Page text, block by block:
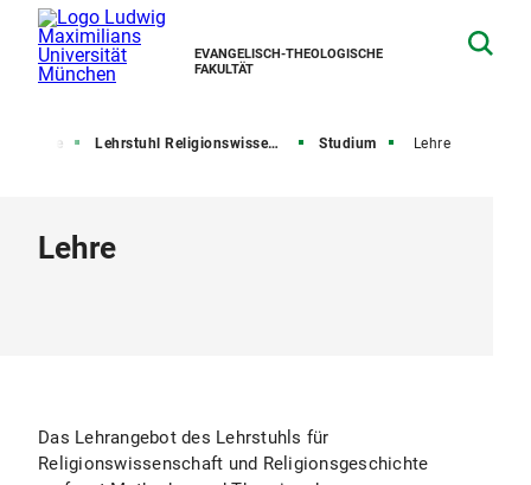
EVANGELISCH-THEOLOGISCHE
FAKULTÄT
Lehrstuhl Religionswissenschaft und Religionsgeschichte Studium Lehre
Lehre
Das Lehrangebot des Lehrstuhls für
Religionswissenschaft und Religionsgeschichte